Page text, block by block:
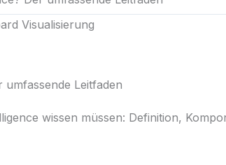
umfassende Leitfaden
wissen müssen: Definition,